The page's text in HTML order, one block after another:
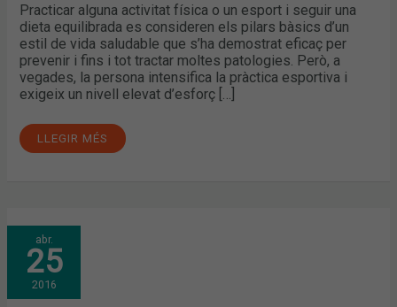
Practicar alguna activitat física o un esport i seguir una
dieta equilibrada es consideren els pilars bàsics d’un
estil de vida saludable que s’ha demostrat eficaç per
prevenir i fins i tot tractar moltes patologies. Però, a
vegades, la persona intensifica la pràctica esportiva i
exigeix un nivell elevat d’esforç […]
LLEGIR MÉS
abr.
25
2016
COMPLEMENTS
NUTRICIONALS
I
ESPORT?
EL
GRUP
DE